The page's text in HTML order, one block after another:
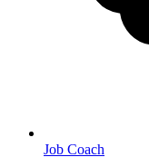
Job Coach